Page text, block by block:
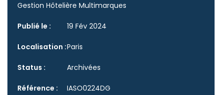
Gestion Hôtelière Multimarques
Publié le : 19 Fév 2024
Localisation :Paris
Status : Archivées
Référence : IASO0224DG